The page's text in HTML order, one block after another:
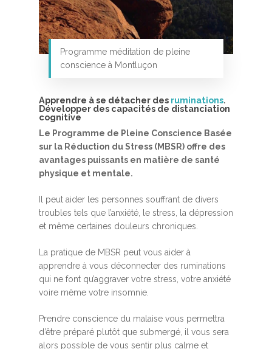
Programme méditation de pleine
conscience à Montluçon
Apprendre à se détacher des ruminations.
Développer des capacités de distanciation
cognitive
Le Programme de Pleine Conscience Basée
sur la Réduction du Stress (MBSR) offre des
avantages puissants en matière de santé
physique et mentale.
Il peut aider les personnes souffrant de divers
troubles tels que l’anxiété, le stress, la dépression
et même certaines douleurs chroniques.
La pratique de MBSR peut vous aider à
apprendre à vous déconnecter des ruminations
qui ne font qu’aggraver votre stress, votre anxiété
voire même votre insomnie.
Prendre conscience du malaise vous permettra
d’être préparé plutôt que submergé, il vous sera
alors possible de vous sentir plus calme et
MBSR, MSC &
Méditation
MBSR
Stage de méditation
Retraite de pleine
Thérapie :
Somatic
Somatic Experiencing
Thérapie
Entreprise
Programmes
Développement